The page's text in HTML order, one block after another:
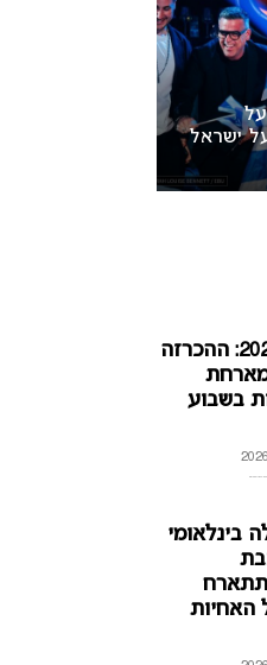
על
ישראל
אירוויזיון 2027: ההכרזה
בשבוע
בינלאומי
תתארח
האחיות